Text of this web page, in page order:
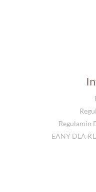
Regulamin
EANY DLA